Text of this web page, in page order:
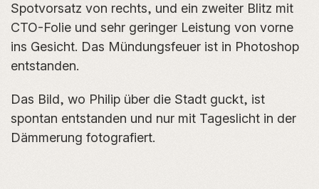
Spotvorsatz von rechts, und ein zweiter Blitz mit
CTO-Folie und sehr geringer Leistung von vorne
ins Gesicht. Das Mündungsfeuer ist in Photoshop
entstanden.
Das Bild, wo Philip über die Stadt guckt, ist
spontan entstanden und nur mit Tageslicht in der
Dämmerung fotografiert.